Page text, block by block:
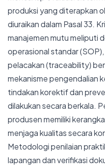
produksi yang diterapkan
diuraikan dalam Pasal 33.
manajemen mutu meliputi
operasional standar
pelacakan (traceability)
mekanisme pengendalian
tindakan korektif dan
dilakukan secara berkala.
produsen memiliki
menjaga kualitas secara
Metodologi penilaian
lapangan dan verifikasi